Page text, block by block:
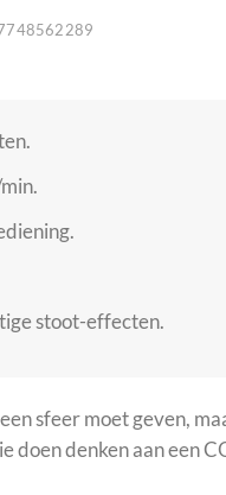
stoot-effecten.
sfeer moet geven,
denken aan een